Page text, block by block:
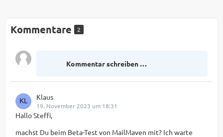
Kommentare 2
Kommentar schreiben …
Klaus
19. November 2023 um 18:31
Hallo Steffi,
machst Du beim Beta-Test von MailMaven mit? Ich warte